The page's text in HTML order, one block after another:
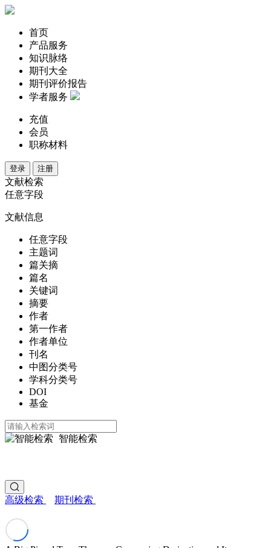
首页
产品服务
知识脉络
期刊大全
期刊评价报告
学者服务
充值
会员
职称材料
登录 注册
文献检索
任意字段
文献信息
任意字段
主题词
篇关摘
篇名
关键词
摘要
作者
第一作者
作者单位
刊名
中图分类号
学科分类号
DOI
基金
智能检索
高级检索 期刊检索